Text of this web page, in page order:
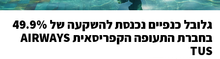
גלובל כנפיים נכנסת להשקעה של 49.9%
בחברת התעופה הקפריסאית AIRWAYS
TUS